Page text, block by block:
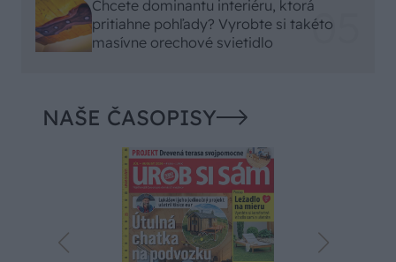
Chcete dominantu interiéru, ktorá
pritiahne pohľady? Vyrobte si takéto
masívne orechové svietidlo
NAŠE ČASOPISY